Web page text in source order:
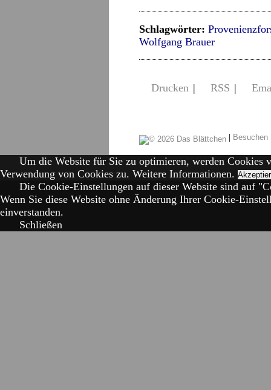
Schlagwörter:
Wolfgang Brauer
Drucken | RSS |
|
Um die Website für Sie zu optimieren, werden Cookies
Verwendung von Cookies zu. Weitere Informationen.
Die Cookie-Einstellungen auf dieser Website sind auf
Wenn Sie diese Website ohne Änderung Ihrer Cookie-
einverstanden.
Schließen